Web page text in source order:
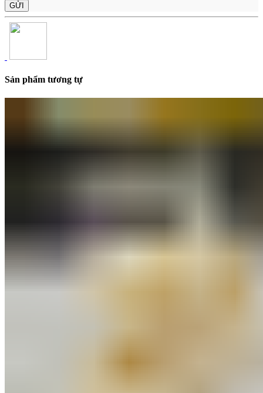
Sản phẩm tương tự